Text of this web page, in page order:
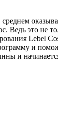
Ведь это не
Lebel
и
и